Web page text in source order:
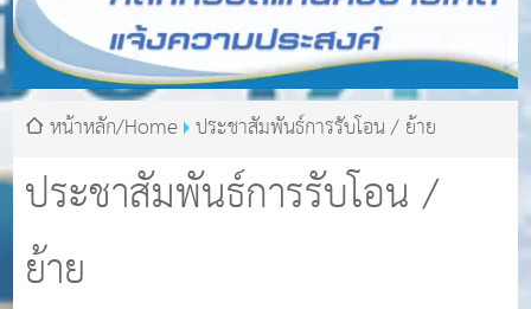
ประชาสัมพันธ์การรับโอน /
ย้าย
หน้าหลัก/Home ประชาสัมพันธ์การรับโอน / ย้าย